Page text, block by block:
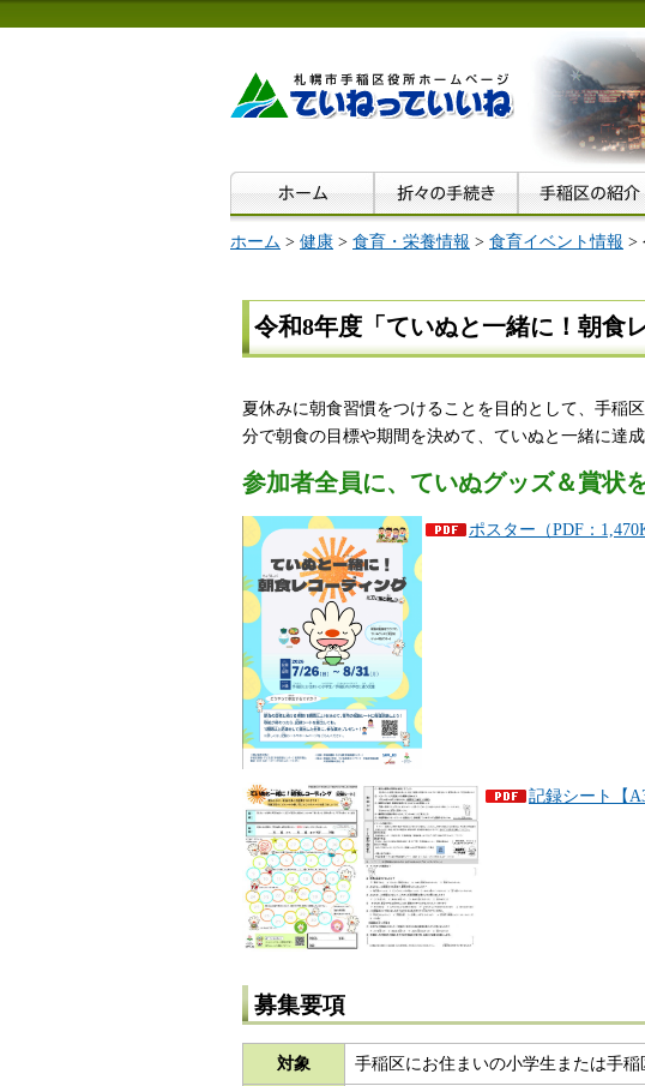
ホーム > 健康 > 食育・栄養情報 > 食育イベント情報 >
令和8年度「ていぬと一緒に！朝食
夏休みに朝食習慣をつけることを目的として、手稲
分で朝食の目標や期間を決めて、ていぬと一緒に達
参加者全員に、ていぬグッズ＆賞状
ポスター（PDF：
記録シート【
募集要項
対象 手稲区にお住まいの小学生または手